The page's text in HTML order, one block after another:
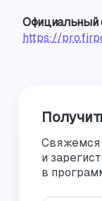
Официальный
https://
Свяжемся
и
в